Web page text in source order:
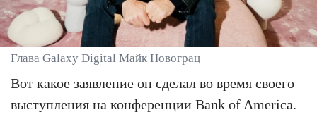
Глава Galaxy Digital Майк Новограц
Вот какое заявление он сделал во время своего
выступления на конференции Bank of America.